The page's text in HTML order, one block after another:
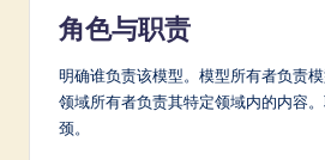
角色与职责
明确谁负责该模型。模型所有者负责模
领域所有者负责其特定领域内的内容
颈。